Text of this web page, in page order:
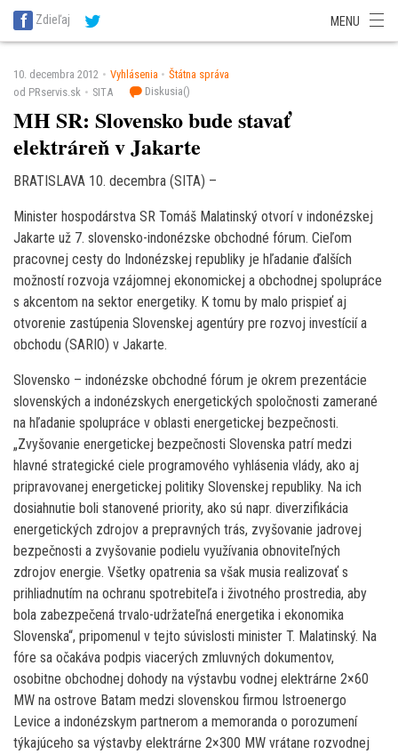
SITA Energetika
SITA Potravinárstvo
Zdieľaj MENU
10. decembra 2012 Vyhlásenia
Štátna správa
od PRservis.sk
SITA Diskusia()
MH SR: Slovensko bude stavať
elektráreň v Jakarte
BRATISLAVA 10. decembra (SITA) –
Minister hospodárstva SR Tomáš Malatinský otvorí v indonézskej
Jakarte už 7. slovensko-indonézske obchodné fórum. Cieľom
pracovnej cesty do Indonézskej republiky je hľadanie ďalších
možností rozvoja vzájomnej ekonomickej a obchodnej spolupráce
s akcentom na sektor energetiky. K tomu by malo prispieť aj
otvorenie zastúpenia Slovenskej agentúry pre rozvoj investícií a
obchodu (SARIO) v Jakarte.
Slovensko – indonézske obchodné fórum je okrem prezentácie
slovenských a indonézskych energetických spoločnosti zamerané
na hľadanie spolupráce v oblasti energetickej bezpečnosti.
„Zvyšovanie energetickej bezpečnosti Slovenska patrí medzi
hlavné strategické ciele programového vyhlásenia vlády, ako aj
pripravovanej energetickej politiky Slovenskej republiky. Na ich
dosiahnutie boli stanovené priority, ako sú napr. diverzifikácia
energetických zdrojov a prepravných trás, zvyšovanie jadrovej
bezpečnosti a zvyšovanie podielu využívania obnoviteľných
zdrojov energie. Všetky opatrenia sa však musia realizovať s
prihliadnutím na ochranu spotrebiteľa i životného prostredia, aby
bola zabezpečená trvalo-udržateľná energetika i ekonomika
Slovenska“, pripomenul v tejto súvislosti minister T. Malatinský. Na
fóre sa očakáva podpis viacerých zmluvných dokumentov,
osobitne obchodnej dohody na výstavbu vodnej elektrárne 2×60
MW na ostrove Batam medzi slovenskou firmou Istroenergo
Levice a indonézskym partnerom a memoranda o porozumení
týkajúceho sa výstavby elektrárne 2×300 MW vrátane rozvodnej